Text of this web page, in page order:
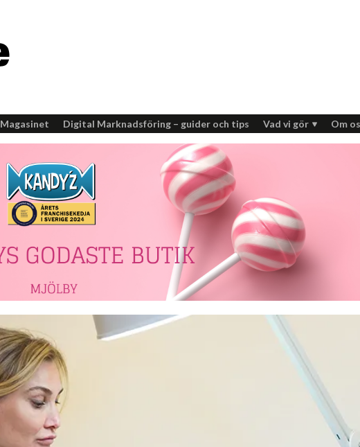
Magasinet Digital Marknadsföring – guider och tips Vad vi gör Om